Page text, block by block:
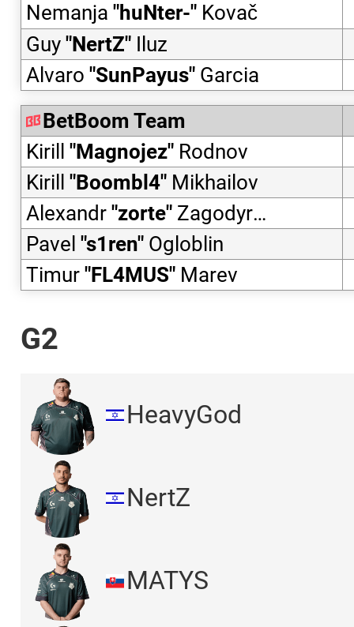
Nemanja "huNter-" Kovač
Guy "NertZ" Iluz
Alvaro "SunPayus" Garcia
BetBoom Team
Kirill
"Magnojez" Rodnov
Kirill "Boombl4" Mikhailov
Alexandr "zorte" Zagodyrenko
Pavel "s1ren" Ogloblin
Timur "FL4MUS" Marev
G2
HeavyGod
NertZ
MATYS